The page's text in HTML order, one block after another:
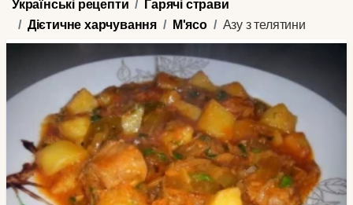
Українські рецепти
Гарячі страви
Дієтичне харчування
М'ясо Азу з телятини